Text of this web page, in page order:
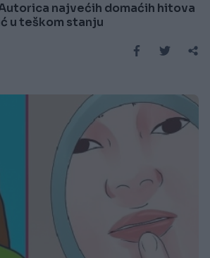
najvećih domaćih hitova
u teškom stanju